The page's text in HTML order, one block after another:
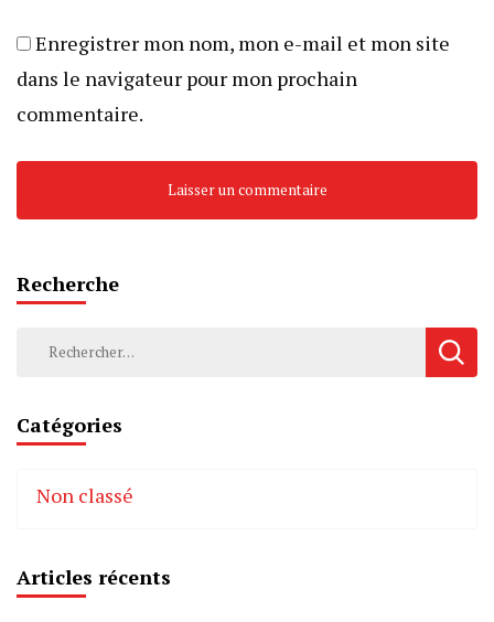
Enregistrer mon nom, mon e-mail et mon site
dans le navigateur pour mon prochain
commentaire.
Recherche
Rechercher :
Catégories
Non classé
Articles récents